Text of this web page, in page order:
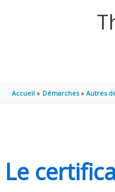
Accueil Démarches Autres
Le